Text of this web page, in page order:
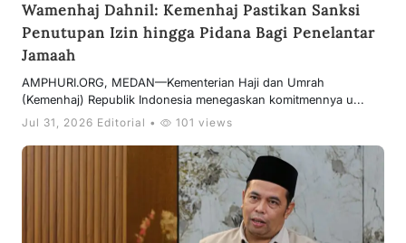
Wamenhaj Dahnil: Kemenhaj Pastikan Sanksi
Penutupan Izin hingga Pidana Bagi Penelantar
Jamaah
AMPHURI.ORG, MEDAN—Kementerian Haji dan Umrah
(Kemenhaj) Republik Indonesia menegaskan komitmennya u...
Jul 31, 2026 Editorial • 101 views